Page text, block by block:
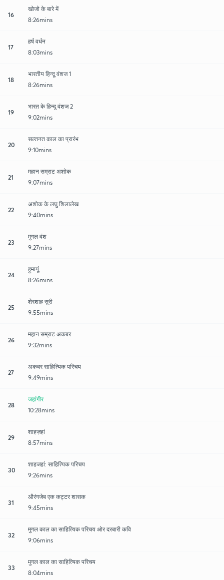
16
खोजो के बारे में
8:26mins
17
हर्ष वर्धन
8:03mins
18
भारतीय हिन्दू वंशज 1
8:26mins
19
भारत के हिन्दू वंशज 2
9:02mins
20
सल्तनत काल का प्रारंभ
9:10mins
21
महान सम्राट अशोक
9:07mins
22
अशोक के लघु शिलालेख
9:40mins
23
मुगल वंश
9:27mins
24
हुमायूं
8:26mins
25
शेरशाह सूरी
9:55mins
26
महान सम्राट अकबर
9:32mins
27
अकबर साहित्यिक परिचय
9:49mins
28
जहांगीर
10:28mins
29
शाहज़हां
8:57mins
30
शाहजहां: साहित्यिक परिचय
9:26mins
31
औरंगजेब एक कट्टर शासक
9:45mins
32
मुगल काल का साहित्यिक परिचय ओर दरबारी कवि
9:06mins
33
मुगल काल का साहित्यिक परिचय
8:04mins